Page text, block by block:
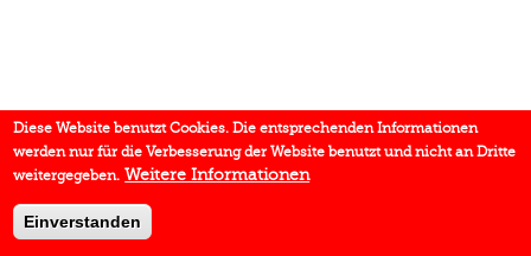
Diese Website benutzt Cookies. Die entsprechenden Informationen
werden nur für die Verbesserung der Website benutzt und nicht an Dritte
weitergegeben. Weitere Informationen
Einverstanden